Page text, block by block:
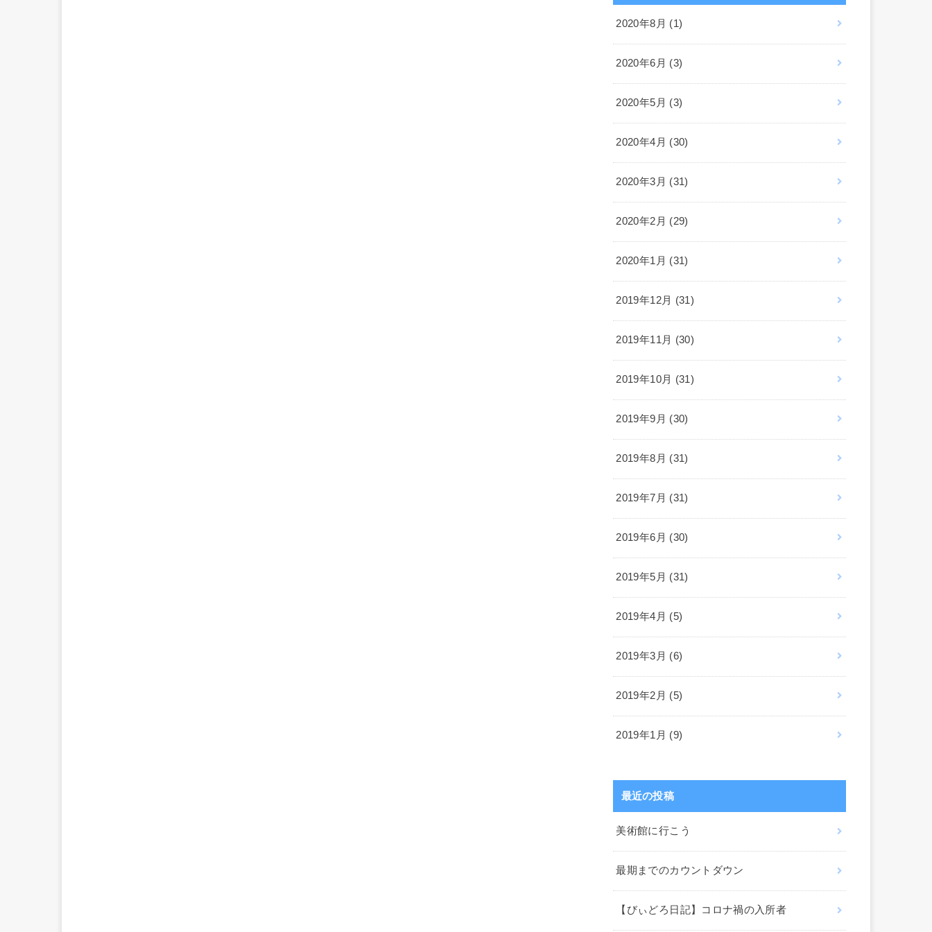
2020年8月 (1)
2020年6月 (3)
2020年5月 (3)
2020年4月 (30)
2020年3月 (31)
2020年2月 (29)
2020年1月 (31)
2019年12月 (31)
2019年11月 (30)
2019年10月 (31)
2019年9月 (30)
2019年8月 (31)
2019年7月 (31)
2019年6月 (30)
2019年5月 (31)
2019年4月 (5)
2019年3月 (6)
2019年2月 (5)
2019年1月 (9)
最近の投稿
美術館に行こう
最期までのカウントダウン
【びぃどろ日記】コロナ禍の入所者